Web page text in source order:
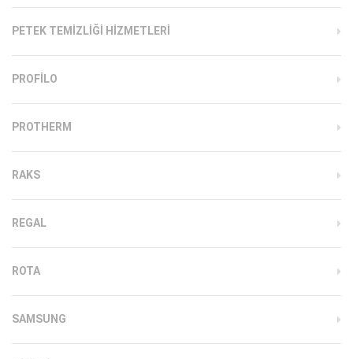
PETEK TEMIZLIĞI HIZMETLERI
PROFILO
PROTHERM
RAKS
REGAL
ROTA
SAMSUNG